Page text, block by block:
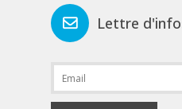
Lettre